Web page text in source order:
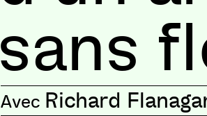
sans
Richard